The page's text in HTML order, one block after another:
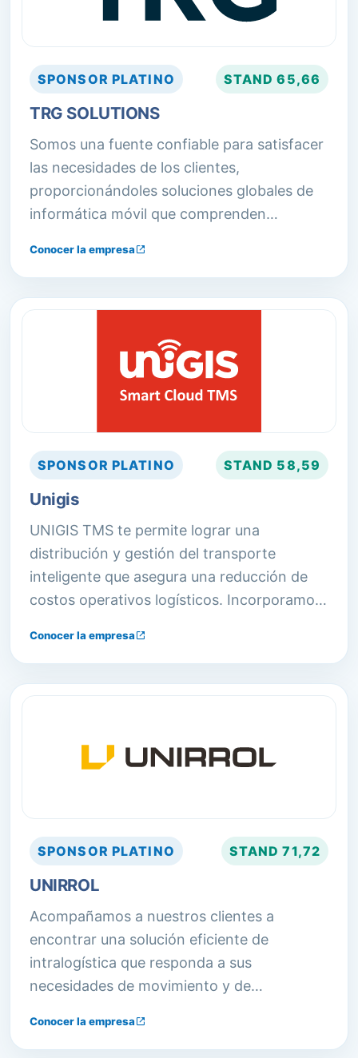
SPONSOR PLATINO STAND65,66
TRG SOLUTIONS
Somos una fuente confiable para satisfacer
las necesidades de los clientes,
proporcionándoles soluciones globales de
informática móvil que comprenden
software resistente, servicios profesionales
Conocer la empresa
SPONSOR PLATINO STAND 58,59
Unigis
UNIGIS TMS te permite lograr una
distribución y gestión del transporte
inteligente que asegura una reducción de
costos operativos logísticos. Incorporamos
tecnologías.
Conocer la empresa
SPONSOR PLATINO STAND71,72
UNIRROL
Acompañamos a nuestros clientes a
encontrar una solución eficiente de
intralogística que responda a sus
necesidades de movimiento y de
Conocer la empresa